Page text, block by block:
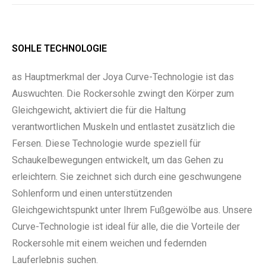
SOHLE TECHNOLOGIE
as Hauptmerkmal der Joya Curve-Technologie ist das
Auswuchten. Die Rockersohle zwingt den Körper zum
Gleichgewicht, aktiviert die für die Haltung
verantwortlichen Muskeln und entlastet zusätzlich die
Fersen. Diese Technologie wurde speziell für
Schaukelbewegungen entwickelt, um das Gehen zu
erleichtern. Sie zeichnet sich durch eine geschwungene
Sohlenform und einen unterstützenden
Gleichgewichtspunkt unter Ihrem Fußgewölbe aus. Unsere
Curve-Technologie ist ideal für alle, die die Vorteile der
Rockersohle mit einem weichen und federnden
Lauferlebnis suchen.